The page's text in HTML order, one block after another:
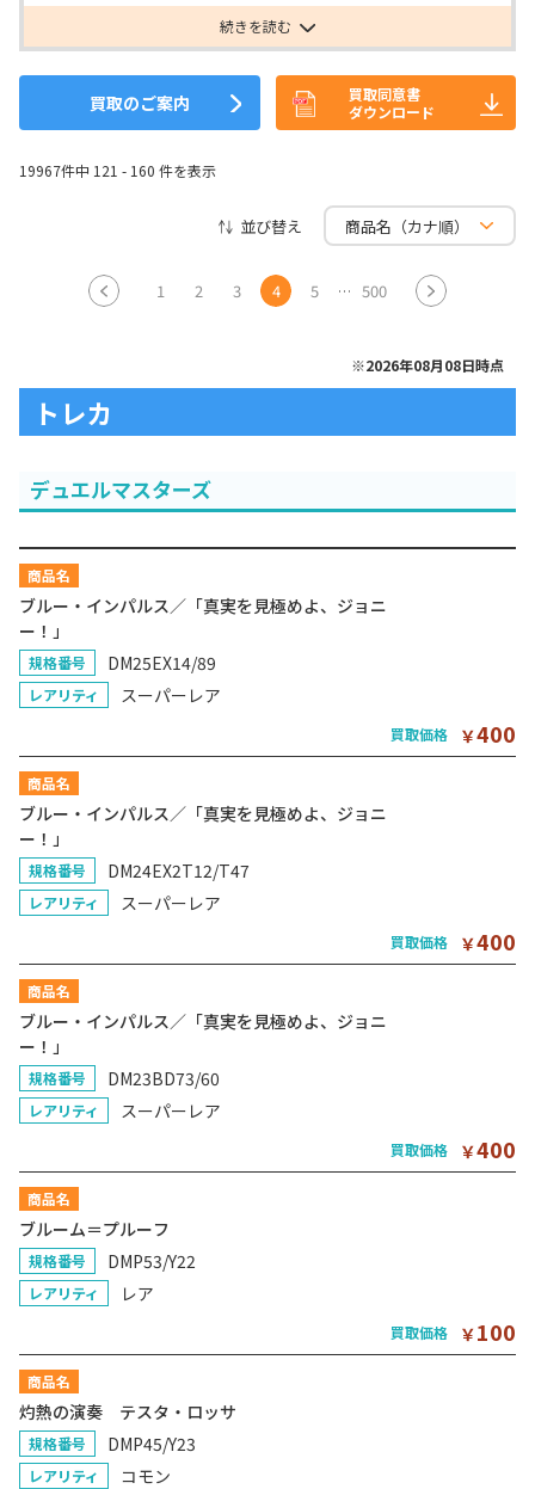
続きを読む
買取のご案内
買取同意書
ダウンロード
19967件中 121 - 160 件を表示
並び替え
1 2 3 4 5 500
※2026年08月08日時点
トレカ
デュエルマスターズ
商品名
ブルー・インパルス／「真実を見極めよ、ジョニ
ー！」
規格番号 DM25EX14/89
レアリティ スーパーレア
買取価格 ￥400
商品名
ブルー・インパルス／「真実を見極めよ、ジョニ
ー！」
規格番号 DM24EX2T12/T47
レアリティ スーパーレア
買取価格 ￥400
商品名
ブルー・インパルス／「真実を見極めよ、ジョニ
ー！」
規格番号 DM23BD73/60
レアリティ スーパーレア
買取価格 ￥400
商品名
ブルーム＝プルーフ
規格番号 DMP53/Y22
レアリティ レア
買取価格 ￥100
商品名
灼熱の演奏 テスタ・ロッサ
規格番号 DMP45/Y23
レアリティ コモン